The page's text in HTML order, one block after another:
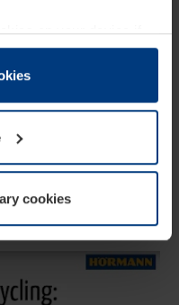
on your device if
of this website. We
of cookies. You can
Privacy Policypage.
cookies
Beitrag zur
zur